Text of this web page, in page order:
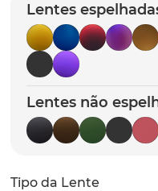
Lentes
Lentes não
Tipo da Lente
5º chaves
6º t-shock
7º latch
8º gasket
9º parafusos